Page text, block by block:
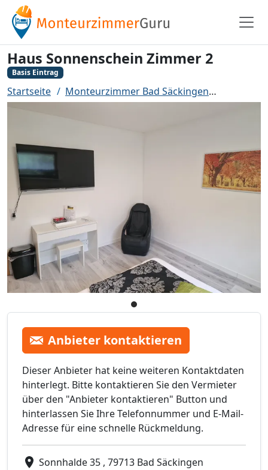
Haus Sonnenschein Zimmer 2
Basis Eintrag
Startseite Monteurzimmer Bad Säckingen
Anbieter kontaktieren
Dieser Anbieter hat keine weiteren Kontaktdaten
hinterlegt. Bitte kontaktieren Sie den Vermieter
über den "Anbieter kontaktieren" Button und
hinterlassen Sie Ihre Telefonnummer und E-Mail-
Adresse für eine schnelle Rückmeldung.
Sonnhalde 35 , 79713 Bad Säckingen